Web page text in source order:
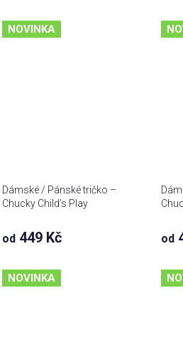
NOVINKA
Dámské / Pánské tričko –
Chucky Child’s Play
od 449 Kč od
NOVINKA